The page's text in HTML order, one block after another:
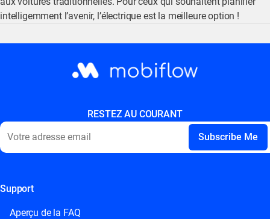
intelligemment l’avenir, l’électrique est la meilleure option !
RESTEZ AU COURANT
This field is for validation purposes and should be left
Support
Aperçu de la FAQ